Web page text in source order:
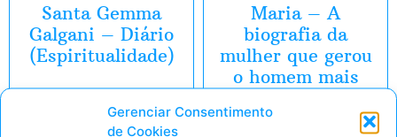
Gerenciar Consentimento
de Cookies
Santa Gemma
Galgani – Diário
(Espiritualidade)
Maria – A
biografia da
mulher que gerou
o homem mais
história